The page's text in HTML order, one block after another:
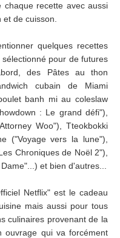
recette avec aussi
de cuisson.
quelques recettes
pour de futures
des Pâtes au thon
cubain de Miami
banh mi au coleslaw
: Le grand défi"),
Woo"), Tteokbokki
("Voyage vers la lune"),
Chroniques de Noël 2"),
et bien d'autres...
Netflix" est le cadeau
mais aussi pour tous
culinaires provenant de la
ouvrage qui va forcément